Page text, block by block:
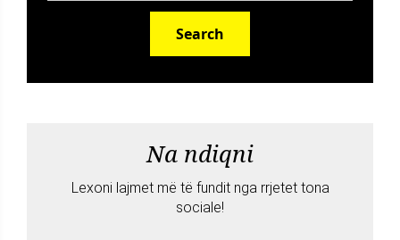
Search
Na ndiqni
Lexoni lajmet më të fundit nga rrjetet tona
sociale!